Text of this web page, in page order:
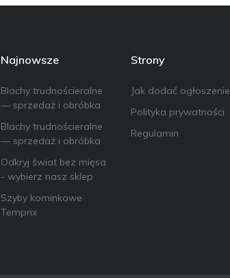
Najnowsze
Blachy trudnościeralne
— sprzedaż i obróbka
Blachy trudnościeralne
— sprzedaż i obróbka
Odkryj świat bez mięsa
- wybierz nasz sklep
Szyby kominkowe
Temprix
Strony
Jak dodać ogłoszenie
Polityka prywatności
Regulamin